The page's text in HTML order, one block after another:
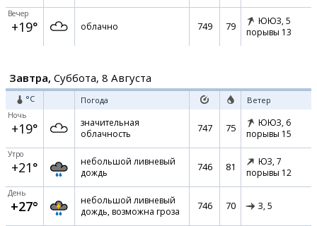
Вечер
+19° облачно 749 79 ЮЮЗ, 5
порывы 13
Завтра, Суббота, 8 Августа
°C Погода Ветер
Ночь
+19°
значительная
облачность
747 75 ЮЮЗ, 6
порывы 15
Утро
+21°
небольшой ливневый
дождь
746 81 ЮЗ, 7
порывы 12
День
+27°
небольшой ливневый
дождь, возможна гроза
746 70 З, 5